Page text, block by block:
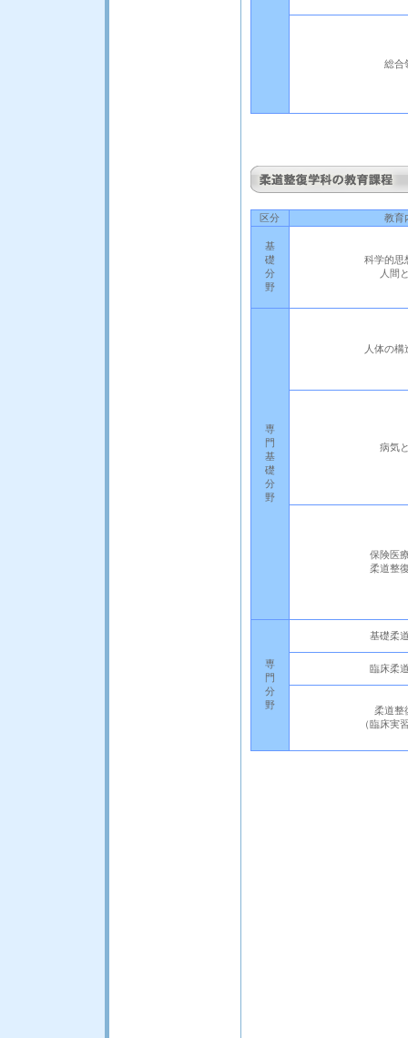
総合
区分 教育
基
礎
分
野
科学的思
人間
専
門
基
礎
分
野
人体の構
病気
保険医
柔道整
専
門
分
野
基礎柔
臨床柔
柔道整
（臨床実